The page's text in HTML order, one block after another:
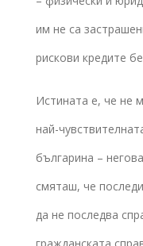
им не са
рискови кредите
Истината е, че не
най-
българина –
смяташ, че
да не последва